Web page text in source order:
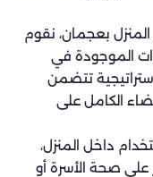
بعجمان، نقوم
الموجودة في
تتضمن
الكامل على
داخل المنزل،
صحة الأسرة أو